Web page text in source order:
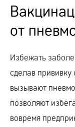
от
Избежать
сделав
вызывают
позволяют
вовремя